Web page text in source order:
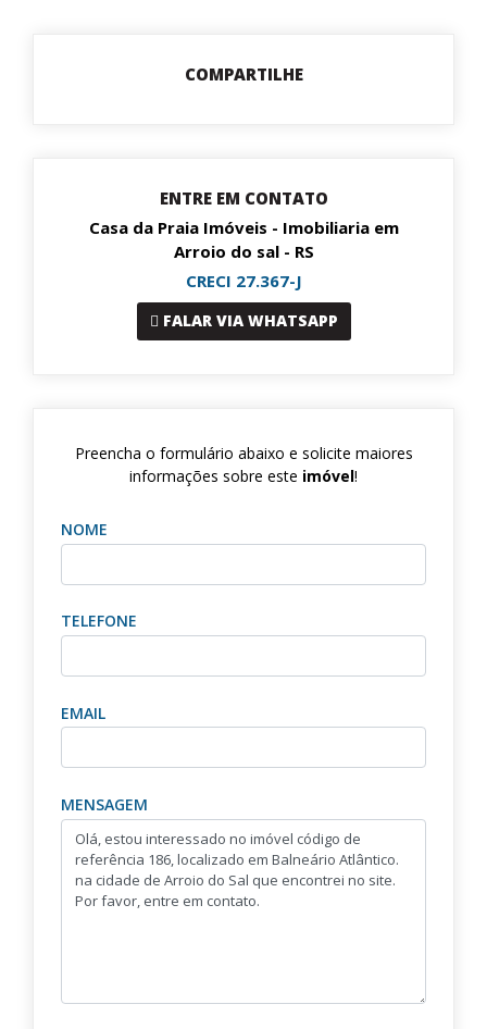
COMPARTILHE
ENTRE EM CONTATO
Casa da Praia Imóveis - Imobiliaria em
Arroio do sal - RS
CRECI 27.367-J
FALAR VIA WHATSAPP
Preencha o formulário abaixo e solicite maiores
informações sobre este imóvel!
NOME
TELEFONE
EMAIL
MENSAGEM